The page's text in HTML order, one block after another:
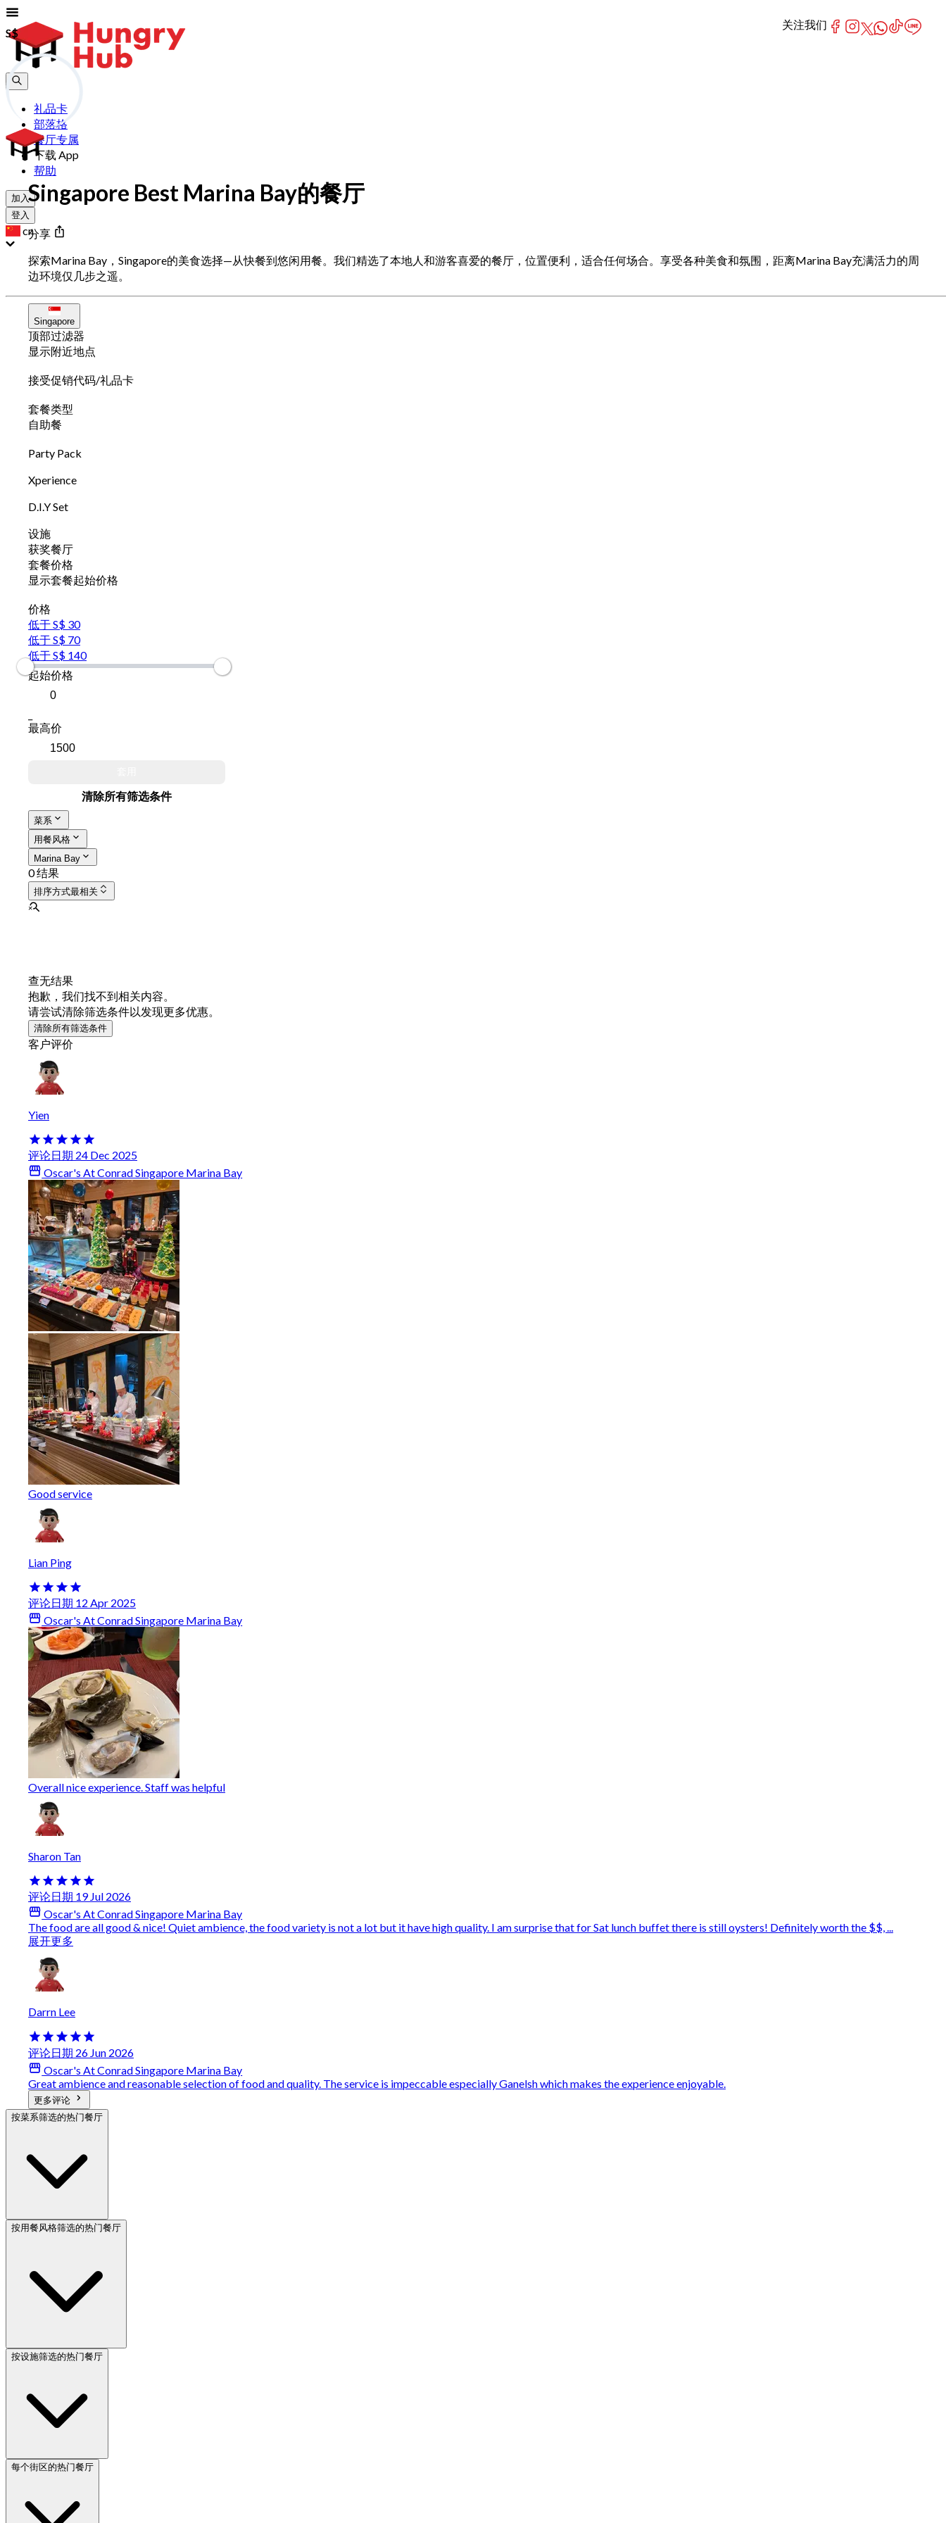
礼品卡
部落格
餐厅专属
下载 App
帮助
加入
登入
cn
Singapore Best Marina Bay的餐厅
分享
探索Marina Bay，Singapore的美食选择—从快餐到悠闲用餐。我们精选了本地人和游客喜爱的餐厅，位置便利，适合任何场合。享受各种美食和氛围，距离Marina Bay充满活力的周
边环境仅几步之遥。
Singapore
顶部过滤器
显示附近地点
接受促销代码/礼品卡
套餐类型
自助餐
Party Pack
Xperience
D.I.Y Set
设施
获奖餐厅
套餐价格
显示套餐起始价格
价格
低于 S$ 30
低于 S$ 70
低于 S$ 140
S$
起始价格
S$
最高价
清除所有筛选条件
菜系
用餐风格
Marina Bay
0 结果
排序方式最相关
查无结果
抱歉，我们找不到相关内容。
请尝试清除筛选条件以发现更多优惠。
清除所有筛选条件
客户评价
Yien
评论日期 24 Dec 2025
Oscar's At Conrad Singapore Marina Bay
Good service
Lian Ping
评论日期 12 Apr 2025
Oscar's At Conrad Singapore Marina Bay
Overall nice experience. Staff was helpful
Sharon Tan
评论日期 19 Jul 2026
Oscar's At Conrad Singapore Marina Bay
The food are all good & nice! Quiet ambience, the food variety is not a lot but it have high quality. I am surprise that for Sat lunch buffet there is still oysters! Definitely worth the $$, ...
展开更多
Darrn Lee
评论日期 26 Jun 2026
Oscar's At Conrad Singapore Marina Bay
Great ambience and reasonable selection of food and quality. The service is impeccable especially Ganelsh which makes the experience enjoyable.
更多评论
按菜系筛选的热门餐厅
按用餐风格筛选的热门餐厅
按设施筛选的热门餐厅
每个街区的热门餐厅
关注我们